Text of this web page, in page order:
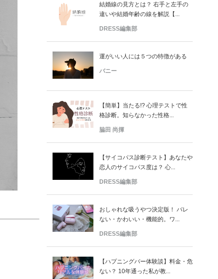
結婚線の見方とは？ 右手と左手の
違いや結婚年齢の線を解説【...
DRESS編集部
運がいい人には５つの特徴がある
バニー
【簡単】当たる!? 心理テストで性
格診断。知らなかった性格...
脇田 尚揮
【サイコパス診断テスト】あなたや
恋人のサイコパス度は？ 心...
DRESS編集部
おしゃれな吸うやつ決定版！ バレ
ない・かわいい・機能的。ワ...
DRESS編集部
【ハプニングバー体験談】料金・危
ない？ 10年通った私が教...